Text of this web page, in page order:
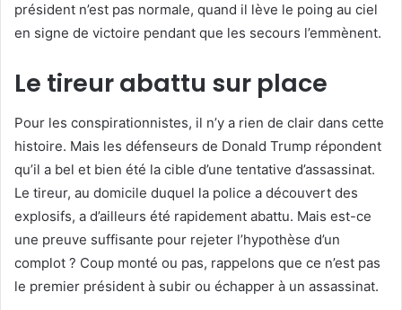
président n’est pas normale, quand il lève le poing au ciel
en signe de victoire pendant que les secours l’emmènent.
Le tireur abattu sur place
Pour les conspirationnistes, il n’y a rien de clair dans cette
histoire. Mais les défenseurs de Donald Trump répondent
qu’il a bel et bien été la cible d’une tentative d’assassinat.
Le tireur, au domicile duquel la police a découvert des
explosifs, a d’ailleurs été rapidement abattu. Mais est-ce
une preuve suffisante pour rejeter l’hypothèse d’un
complot ? Coup monté ou pas, rappelons que ce n’est pas
le premier président à subir ou échapper à un assassinat.